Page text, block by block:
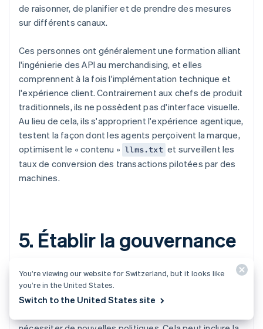
de raisonner, de planifier et de prendre des mesures
sur différents canaux.
Ces personnes ont généralement une formation alliant
l'ingénierie des API au merchandising, et elles
comprennent à la fois l'implémentation technique et
l'expérience client. Contrairement aux chefs de produit
traditionnels, ils ne possèdent pas d'interface visuelle.
Au lieu de cela, ils s'approprient l'expérience agentique,
testent la façon dont les agents perçoivent la marque,
optimisent le « contenu » llms.txt et surveillent les
taux de conversion des transactions pilotées par des
machines.
5. Établir la gouvernance
de l'IA
Les transactions par agent créent des considérations
You’re viewing our website for Switzerland, but it looks like
you’re in the United States.
Switch to the United States site